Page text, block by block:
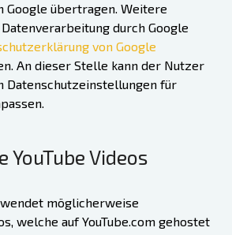
Google übertragen. Weitere
durch Google
von Google
An dieser Stelle kann der Nutzer
Datenschutzeinstellungen für
YouTube Videos
möglicherweise
welche auf YouTube.com gehostet